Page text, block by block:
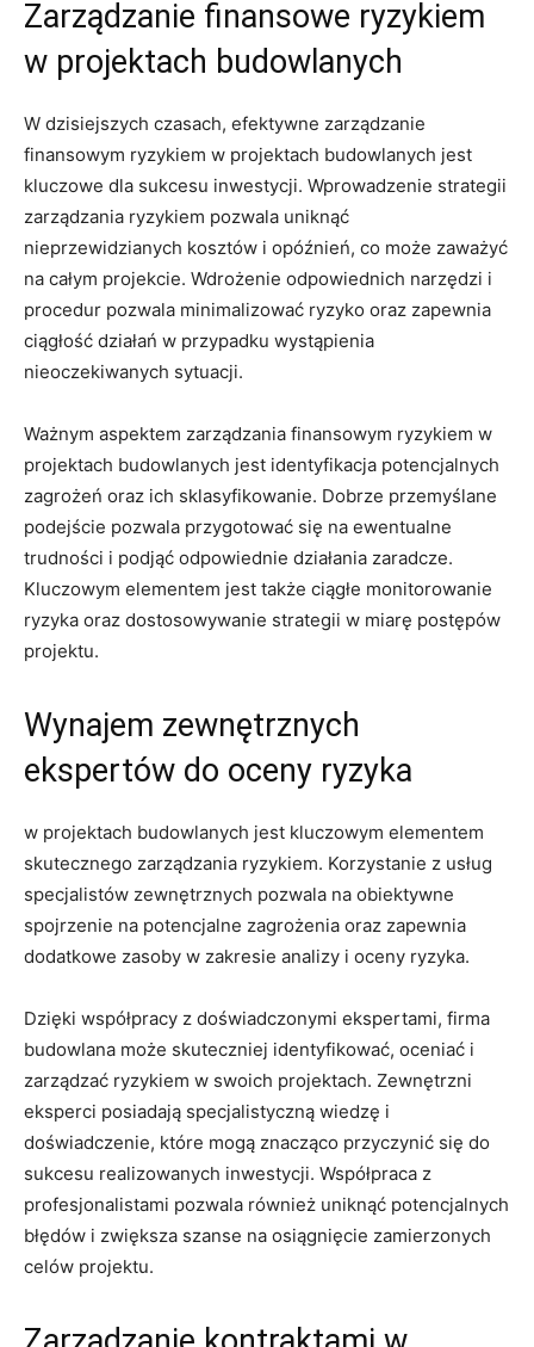
Zarządzanie finansowe ryzykiem
w projektach ⁢budowlanych
W dzisiejszych czasach, efektywne zarządzanie
finansowym ryzykiem w projektach budowlanych jest
kluczowe⁢ dla sukcesu inwestycji. Wprowadzenie strategii
zarządzania ryzykiem‍ pozwala uniknąć
nieprzewidzianych kosztów i‍ opóźnień,⁤ co może zaważyć⁤
na całym projekcie. Wdrożenie odpowiednich narzędzi i
procedur pozwala minimalizować ​ryzyko oraz zapewnia
ciągłość działań w przypadku wystąpienia⁢
nieoczekiwanych sytuacji.
Ważnym aspektem zarządzania finansowym ryzykiem w
projektach budowlanych jest identyfikacja potencjalnych⁣
zagrożeń oraz ich sklasyfikowanie.⁤ Dobrze przemyślane
podejście pozwala⁤ przygotować się na ewentualne⁢
trudności ⁤i podjąć odpowiednie działania zaradcze.
Kluczowym elementem jest także ciągłe monitorowanie
ryzyka oraz dostosowywanie⁢ strategii w⁢ miarę postępów
projektu.
Wynajem zewnętrznych
ekspertów do oceny ryzyka
w projektach budowlanych jest kluczowym elementem
skutecznego zarządzania ryzykiem. Korzystanie z usług
specjalistów zewnętrznych pozwala na obiektywne
spojrzenie na potencjalne zagrożenia oraz zapewnia
⁤dodatkowe zasoby w zakresie analizy‌ i oceny ryzyka.
Dzięki współpracy z doświadczonymi ekspertami, firma
budowlana może ‌skuteczniej identyfikować, oceniać⁤ i
zarządzać ryzykiem ⁢w swoich projektach. Zewnętrzni⁢
eksperci posiadają specjalistyczną wiedzę i
doświadczenie, które mogą ‍znacząco przyczynić się do
sukcesu realizowanych inwestycji. Współpraca z
profesjonalistami pozwala również uniknąć potencjalnych
błędów i zwiększa szanse ​na osiągnięcie ⁤zamierzonych
celów projektu.